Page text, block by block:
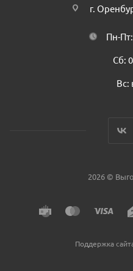
г.
Пн-
Сб:
Вс:
2026 ©
Поддержка